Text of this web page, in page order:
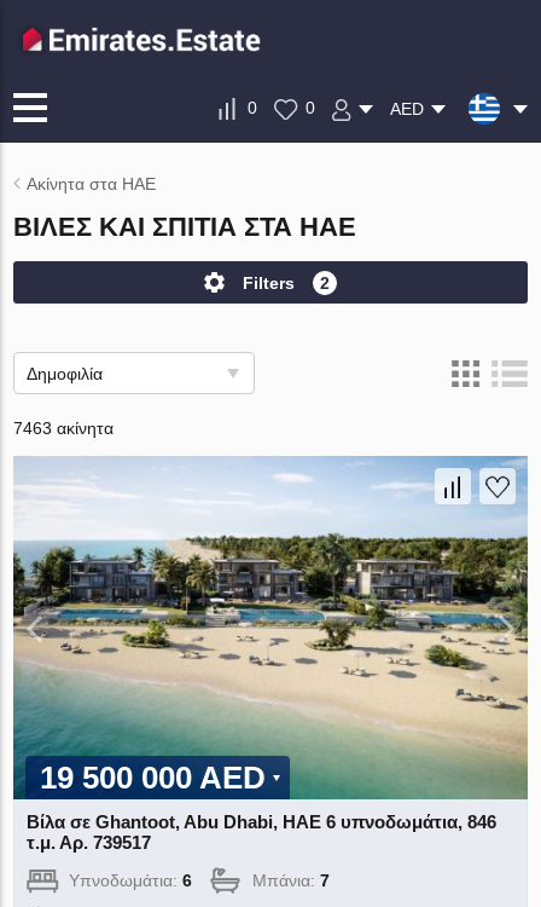
0 0 AED
Ακίνητα στα ΗΑΕ
ΒΊΛΕΣ ΚΑΙ ΣΠΊΤΙΑ ΣΤΑ ΗΑΕ
Filters 2
Δημοφιλία
7463 ακίνητα
19 500 000 AED
Βίλα σε Ghantoot, Abu Dhabi, ΗΑΕ 6 υπνοδωμάτια, 846
τ.μ. Αρ. 739517
Υπνοδωμάτια:6 Μπάνια:7